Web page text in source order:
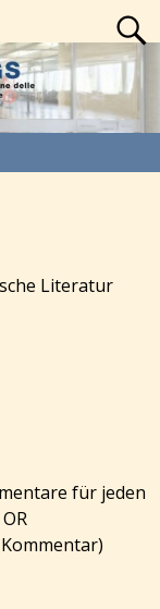
Literatur
für jeden